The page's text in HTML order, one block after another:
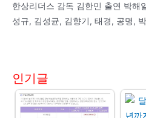
한상리더스 감독 김한민 출연 박해
성규, 김성균, 김향기, 태경, 공명,
인기글